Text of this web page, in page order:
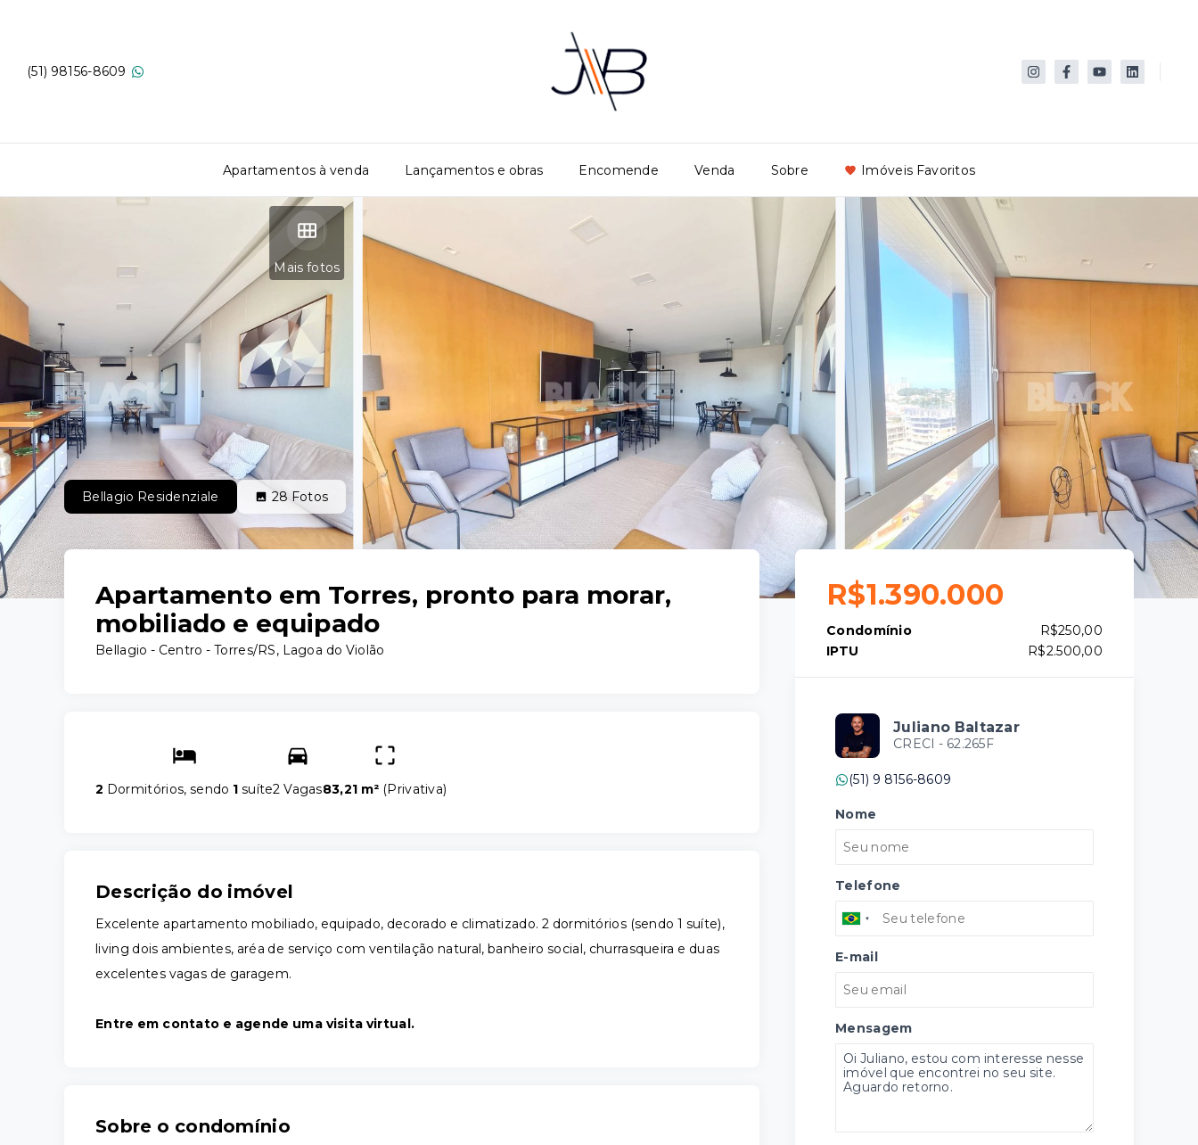
(51) 98156-8609
Apartamentos à venda Lançamentos e obras Encomende Venda Sobre Imóveis Favoritos
Mais fotos
Bellagio Residenziale 28 Fotos
Apartamento em Torres, pronto para morar,
mobiliado e equipado
Bellagio - Centro - Torres/RS, Lagoa do Violão
2 Dormitórios, sendo 1 suíte2 Vagas83,21 m² (Privativa)
Descrição do imóvel
Excelente apartamento mobiliado, equipado, decorado e climatizado. 2 dormitórios (sendo 1 suíte),
living dois ambientes, aréa de serviço com ventilação natural, banheiro social, churrasqueira e duas
excelentes vagas de garagem.
Entre em contato e agende uma visita virtual.
Sobre o condomínio
R$1.390.000
Condomínio
R$250,00
IPTU
R$2.500,00
Juliano Baltazar
CRECI - 62.265F
(51) 9 8156-8609
Nome
Telefone
E-mail
Mensagem